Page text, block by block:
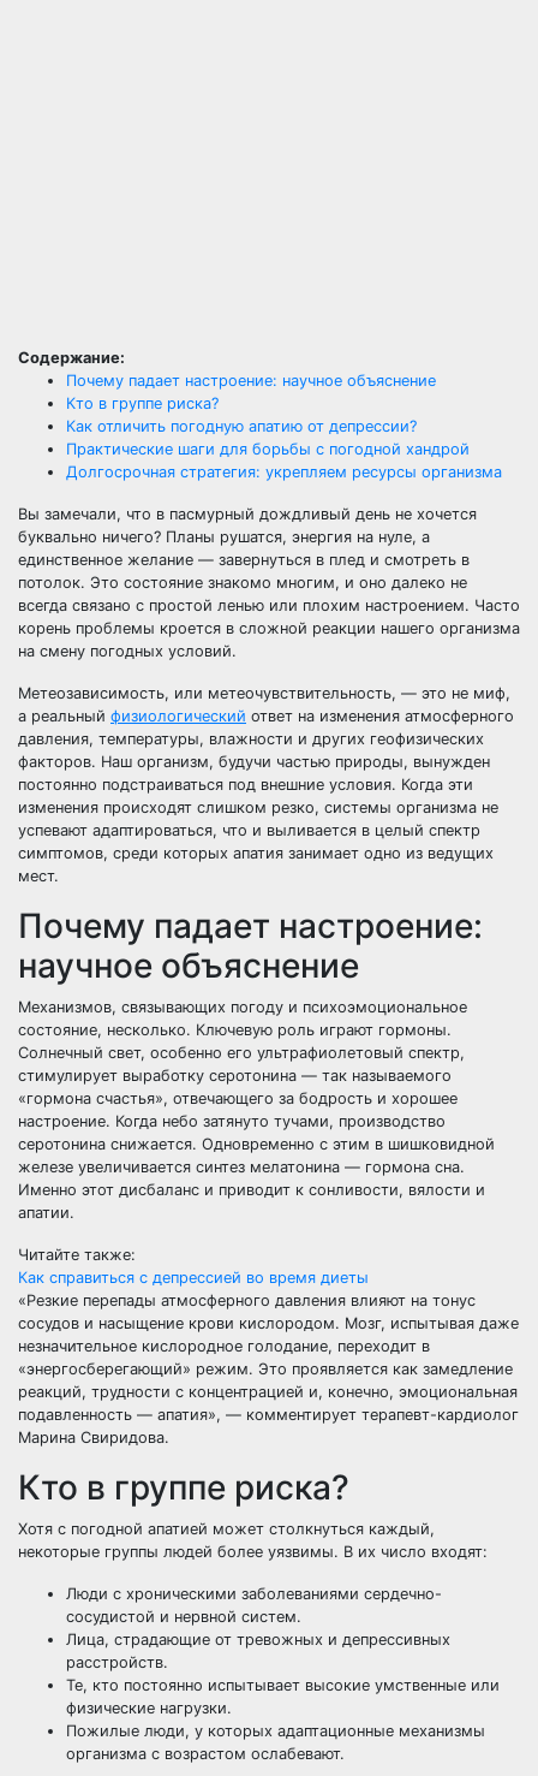
Содержание:
Почему падает настроение: научное объяснение
Кто в группе риска?
Как отличить погодную апатию от депрессии?
Практические шаги для борьбы с погодной хандрой
Долгосрочная стратегия: укрепляем ресурсы организма
Вы замечали, что в пасмурный дождливый день не хочется
буквально ничего? Планы рушатся, энергия на нуле, а
единственное желание — завернуться в плед и смотреть в
потолок. Это состояние знакомо многим, и оно далеко не
всегда связано с простой ленью или плохим настроением. Часто
корень проблемы кроется в сложной реакции нашего организма
на смену погодных условий.
Метеозависимость, или метеочувствительность, — это не миф,
а реальный физиологический ответ на изменения атмосферного
давления, температуры, влажности и других геофизических
факторов. Наш организм, будучи частью природы, вынужден
постоянно подстраиваться под внешние условия. Когда эти
изменения происходят слишком резко, системы организма не
успевают адаптироваться, что и выливается в целый спектр
симптомов, среди которых апатия занимает одно из ведущих
мест.
Почему падает настроение:
научное объяснение
Механизмов, связывающих погоду и психоэмоциональное
состояние, несколько. Ключевую роль играют гормоны.
Солнечный свет, особенно его ультрафиолетовый спектр,
стимулирует выработку серотонина — так называемого
«гормона счастья», отвечающего за бодрость и хорошее
настроение. Когда небо затянуто тучами, производство
серотонина снижается. Одновременно с этим в шишковидной
железе увеличивается синтез мелатонина — гормона сна.
Именно этот дисбаланс и приводит к сонливости, вялости и
апатии.
Читайте также:
Как справиться с депрессией во время диеты
«Резкие перепады атмосферного давления влияют на тонус
сосудов и насыщение крови кислородом. Мозг, испытывая даже
незначительное кислородное голодание, переходит в
«энергосберегающий» режим. Это проявляется как замедление
реакций, трудности с концентрацией и, конечно, эмоциональная
подавленность — апатия», — комментирует терапевт-кардиолог
Марина Свиридова.
Кто в группе риска?
Хотя с погодной апатией может столкнуться каждый,
некоторые группы людей более уязвимы. В их число входят:
Люди с хроническими заболеваниями сердечно-
сосудистой и нервной систем.
Лица, страдающие от тревожных и депрессивных
расстройств.
Те, кто постоянно испытывает высокие умственные или
физические нагрузки.
Пожилые люди, у которых адаптационные механизмы
организма с возрастом ослабевают.